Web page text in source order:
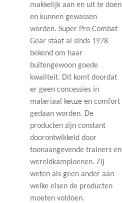
makkelijk aan en uit te doen
en kunnen gewassen
worden. Super Pro Combat
Gear staat al sinds 1978
bekend om haar
buitengewoon goede
kwaliteit. Dit komt doordat
er geen concessies in
materiaal keuze en comfort
gedaan worden. De
producten zijn constant
doorontwikkeld door
toonaangevende trainers en
wereldkampioenen. Zij
weten als geen ander aan
welke eisen de producten
moeten voldoen.